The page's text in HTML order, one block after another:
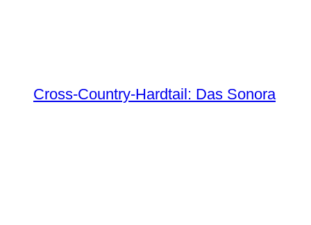
Cross-Country-Hardtail: Das Sonora